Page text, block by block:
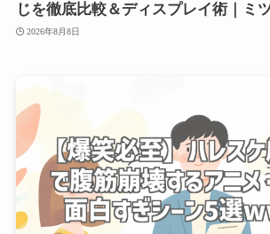
じを徹底比較＆ディスプレイ術｜ミ
2026年8月8日